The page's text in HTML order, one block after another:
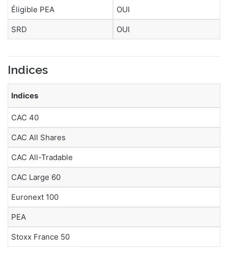
Éligible PEA OUI
SRD OUI
Indices
Indices
CAC 40
CAC All Shares
CAC All-Tradable
CAC Large 60
Euronext 100
PEA
Stoxx France 50